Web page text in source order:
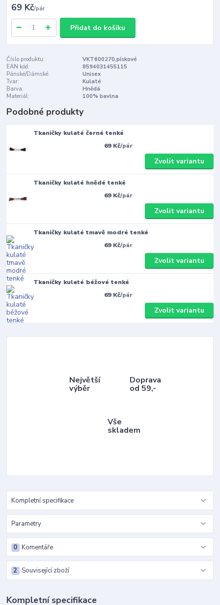
69 Kč/pár
Přidat do košíku
Číslo produktu:
VKT600270.pískové
EAN kód:
8594031455115
Pánské/Dámské:
Unisex
Tvar:
Kulaté
Barva:
Hnědá
Materiál:
100% bavlna
Podobné produkty
Tkaničky kulaté černé tenké
69 Kč/pár
Zvolit variantu
Tkaničky kulaté hnědé tenké
69 Kč/pár
Zvolit variantu
Tkaničky kulaté tmavě modré tenké
69 Kč/pár
Zvolit variantu
Tkaničky kulaté béžové tenké
69 Kč/pár
Zvolit variantu
Největší
výběr
Doprava
od 59,-
Vše
skladem
Kompletní specifikace
Parametry
Komentáře
0
Související zboží
2
Kompletní specifikace